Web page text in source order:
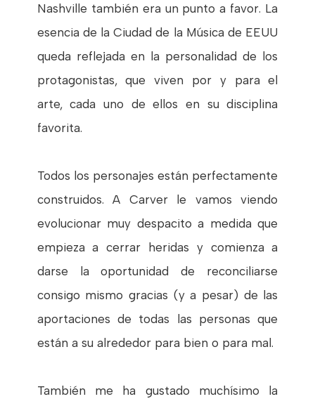
Nashville también era un punto a favor. La
esencia de la Ciudad de la Música de EEUU
queda reflejada en la personalidad de los
protagonistas, que viven por y para el
arte, cada uno de ellos en su disciplina
favorita.
Todos los personajes están perfectamente
construidos. A Carver le vamos viendo
evolucionar muy despacito a medida que
empieza a cerrar heridas y comienza a
darse la oportunidad de reconciliarse
consigo mismo gracias (y a pesar) de las
aportaciones de todas las personas que
están a su alrededor para bien o para mal.
También me ha gustado muchísimo la